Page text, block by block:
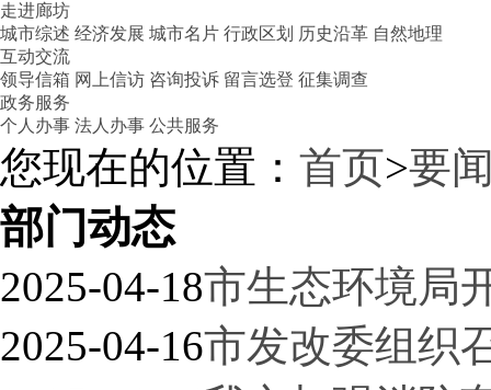
走进廊坊
城市综述 经济发展 城市名片 行政区划 历史沿革 自然地理
互动交流
领导信箱 网上信访 咨询投诉 留言选登 征集调查
政务服务
个人办事 法人办事 公共服务
您现在的位置： 首页>要
部门动态
2025-04-18市生态环境局
2025-04-16市发改委组织